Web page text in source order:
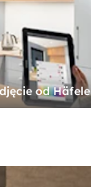
od Häfele